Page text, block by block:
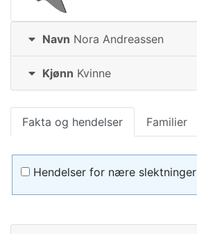
Navn Nora Andreassen
Kjønn Kvinne
Fakta og hendelser Familier
Hendelser for nære slektninger